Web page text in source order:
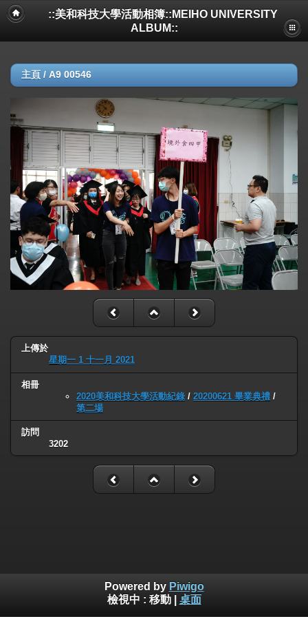
::美和科技大學活動相簿::MEIHO UNIVERSITY
ALBUM::
主頁 / A9 00546
上傳於
星期一 1 十一月 2021
相冊
2020美和科技大學活動紀錄 / 20200621 畢業典禮 /
第二場
訪問
3202
Powered by Piwigo
檢視中 : 移動| 桌面